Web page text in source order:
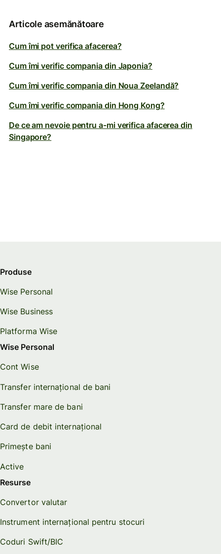
Articole asemănătoare
Cum îmi pot verifica afacerea?
Cum îmi verific compania din Japonia?
Cum îmi verific compania din Noua Zeelandă?
Cum îmi verific compania din Hong Kong?
De ce am nevoie pentru a-mi verifica afacerea din
Singapore?
Produse
Wise Personal
Wise Business
Platforma Wise
Wise Personal
Cont Wise
Transfer internațional de bani
Transfer mare de bani
Card de debit internațional
Primește bani
Active
Resurse
Convertor valutar
Instrument internațional pentru stocuri
Coduri Swift/BIC